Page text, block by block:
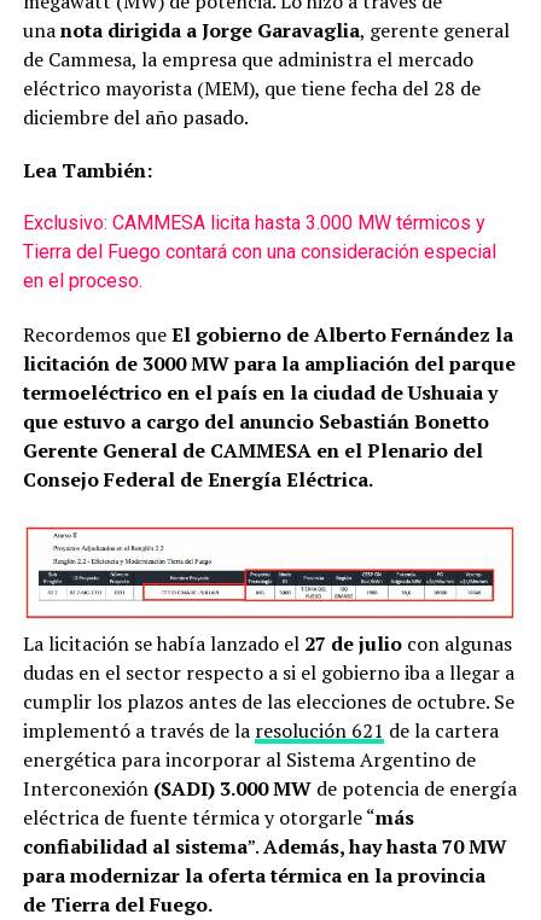
unanota dirigida a Jorge Garavaglia, gerente general
de Cammesa, la empresa que administra el mercado
eléctrico mayorista (MEM), que tiene fecha del 28 de
diciembre del año pasado.
Lea También:
Exclusivo: CAMMESA licita hasta 3.000 MW térmicos y
Tierra del Fuego contará con una consideración especial
en el proceso.
Recordemos queEl gobierno de Alberto Fernández la
licitación de 3000 MW para la ampliación del parque
termoeléctrico en el país en la ciudad de Ushuaia y
que estuvo a cargo del anuncio Sebastián Bonetto
Gerente General de CAMMESA en el Plenario del
Consejo Federal de Energía Eléctrica.
La licitación se había lanzado el 27 de juliocon algunas
dudas en el sector respecto a si el gobierno iba a llegar a
cumplir los plazos antes de las elecciones de octubre. Se
implementó a través de la resolución 621 de la cartera
energética para incorporar al Sistema Argentino de
Interconexión (SADI) 3.000 MWde potencia de energía
eléctrica de fuente térmica y otorgarle “más
confiabilidad al sistema”.Además, hay hasta 70 MW
para modernizar la oferta térmica en la provincia
de Tierra del Fuego.